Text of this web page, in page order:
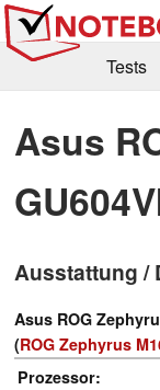
Tests
Kaufberatung
Forum
Asus
Ausstattung /
Asus ROG
(ROG Zephyrus
Prozessor